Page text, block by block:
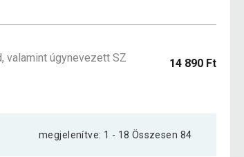
valamint úgynevezett SZ
14 890 Ft
megjelenítve: 1 - 18 Összesen 84